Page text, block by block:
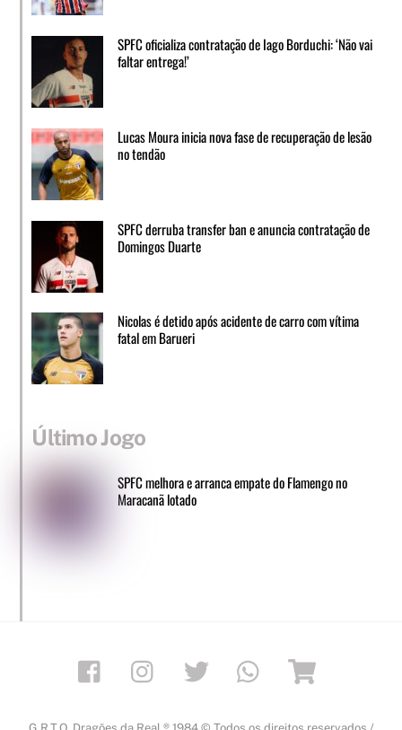
SPFC oficializa contratação de Iago Borduchi: ‘Não vai
faltar entrega!’
Lucas Moura inicia nova fase de recuperação de lesão
no tendão
SPFC derruba transfer ban e anuncia contratação de
Domingos Duarte
Nicolas é detido após acidente de carro com vítima
fatal em Barueri
Último Jogo
SPFC melhora e arranca empate do Flamengo no
Maracanã lotado
Facebook Instagram Twitter Whatsapp